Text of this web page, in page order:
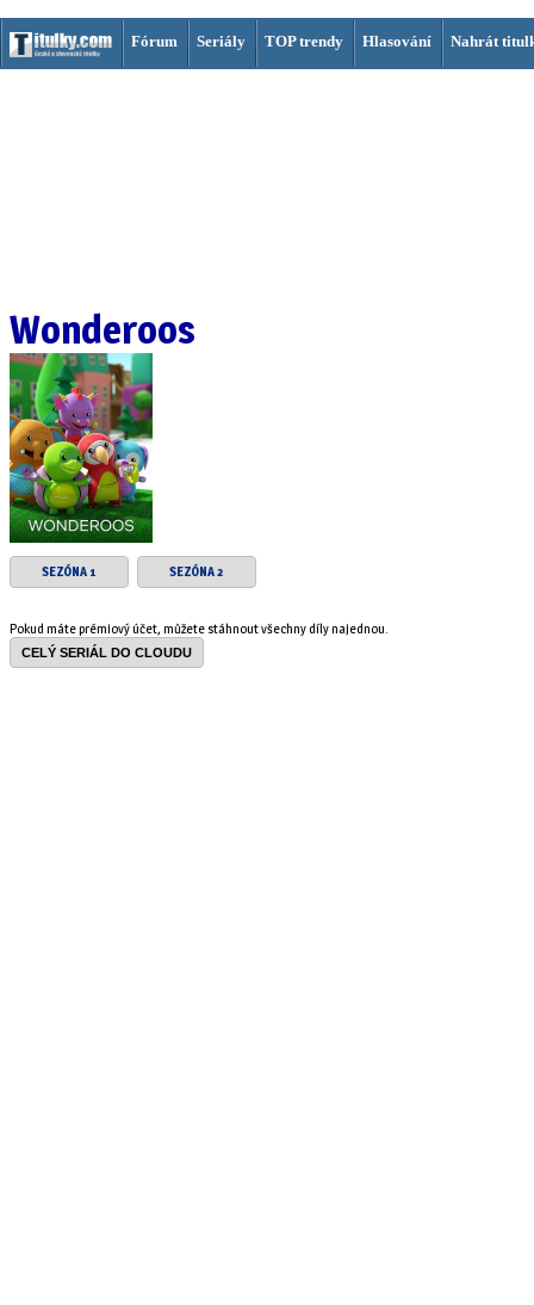
Fórum Seriály TOP trendy Hlasování Nahrát
Wonderoos
SEZÓNA 1 SEZÓNA 2
Pokud máte prémiový účet, můžete stáhnout všechny díly najednou.
CELÝ SERIÁL DO CLOUDU